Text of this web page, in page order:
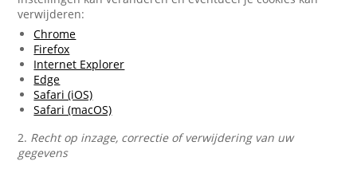
verwijderen:
Chrome
Firefox
Internet Explorer
Edge
Safari (iOS)
Safari (macOS)
2. Recht op inzage, correctie of verwijdering van uw
gegevens